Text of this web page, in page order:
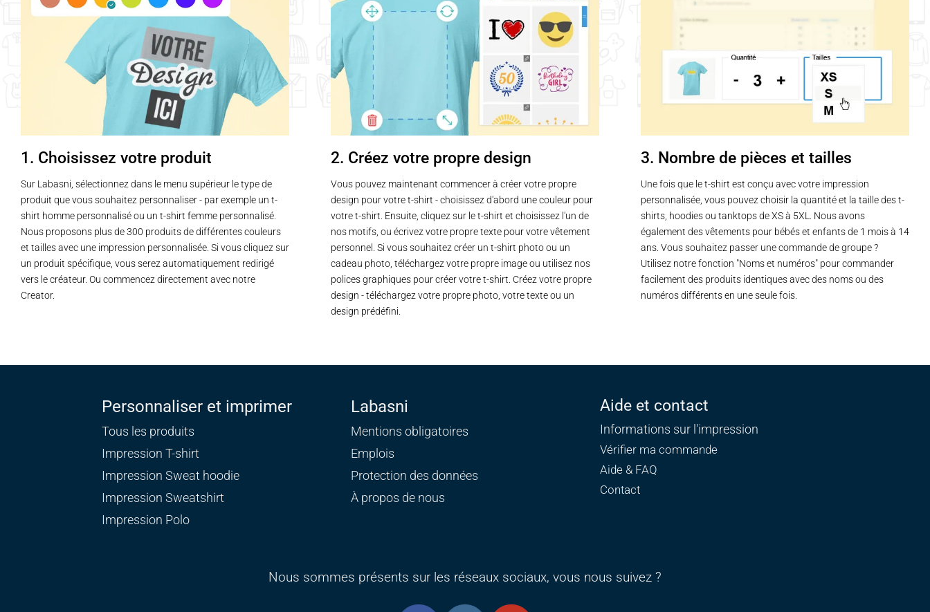
1. Choisissez votre produit
Sur Labasni, sélectionnez dans le menu supérieur le type de
produit que vous souhaitez personnaliser - par exemple un t-
shirt homme personnalisé ou un t-shirt femme personnalisé.
Nous proposons plus de 300 produits de différentes couleurs
et tailles avec une impression personnalisée. Si vous cliquez sur
un produit spécifique, vous serez automatiquement redirigé
vers le créateur. Ou commencez directement avec notre
Creator.
2. Créez votre propre design
Vous pouvez maintenant commencer à créer votre propre
design pour votre t-shirt - choisissez d'abord une couleur pour
votre t-shirt. Ensuite, cliquez sur le t-shirt et choisissez l'un de
nos motifs, ou écrivez votre propre texte pour votre vêtement
personnel. Si vous souhaitez créer un t-shirt photo ou un
cadeau photo, téléchargez votre propre image ou utilisez nos
polices graphiques pour créer votre t-shirt. Créez votre propre
design - téléchargez votre propre photo, votre texte ou un
design prédéfini.
3. Nombre de pièces et tailles
Une fois que le t-shirt est conçu avec votre impression
personnalisée, vous pouvez choisir la quantité et la taille des t-
shirts, hoodies ou tanktops de XS à 5XL. Nous avons
également des vêtements pour bébés et enfants de 1 mois à 14
ans. Vous souhaitez passer une commande de groupe ?
Utilisez notre fonction "Noms et numéros" pour commander
facilement des produits identiques avec des noms ou des
numéros différents en une seule fois.
Personnaliser et imprimer
Tous les produits
Impression T-shirt
Impression Sweat hoodie
Impression Sweatshirt
Impression Polo
Labasni
Mentions obligatoires
Emplois
Protection des données
À propos de nous
Aide et contact
Informations sur l'impression
Vérifier ma commande
Aide & FAQ
Contact
Nous sommes présents sur les réseaux sociaux, vous nous suivez ?